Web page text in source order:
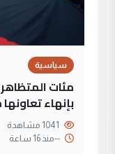
سياسية
مئات
بإنهاء
--منذ 16 ساعة